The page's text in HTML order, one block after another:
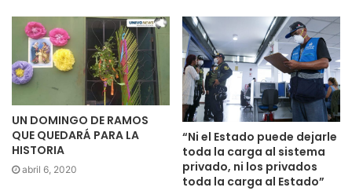
UN DOMINGO DE RAMOS
QUE QUEDARÁ PARA LA
HISTORIA
abril 6, 2020
“Ni el Estado puede dejarle
toda la carga al sistema
privado, ni los privados
toda la carga al Estado”